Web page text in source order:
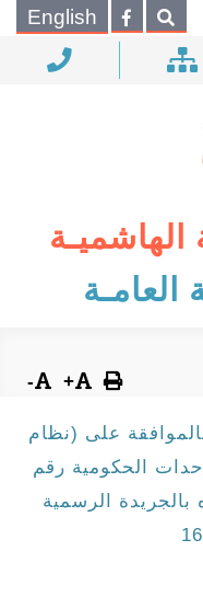
English
الهاشميـة
العامـة
+
-
على (نظام
الحكومية رقم
2022) ونشره بالجريدة الرسمية